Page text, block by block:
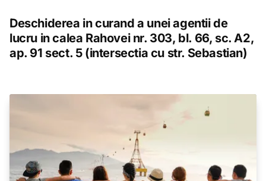
Deschiderea in curand a unei agentii de
lucru in calea Rahovei nr. 303, bl. 66, sc. A2,
ap. 91 sect. 5 (intersectia cu str. Sebastian)